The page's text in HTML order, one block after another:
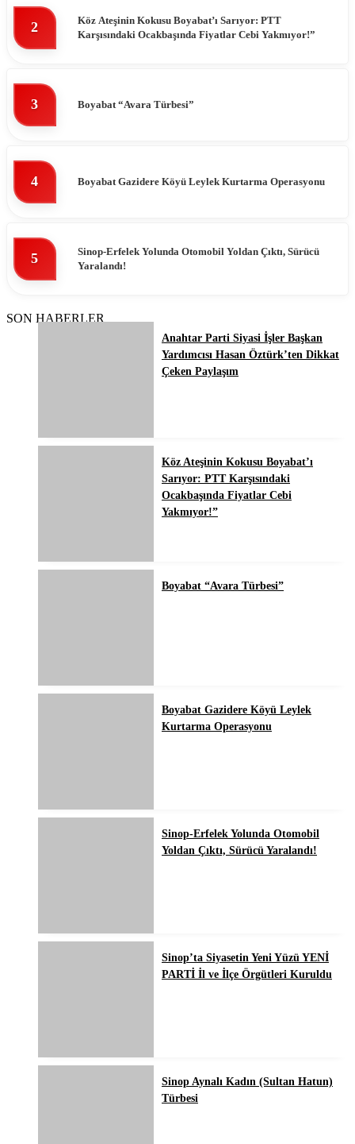
2
Köz Ateşinin Kokusu Boyabat’ı Sarıyor: PTT
Karşısındaki Ocakbaşında Fiyatlar Cebi Yakmıyor!”
3 Boyabat “Avara Türbesi”
4 Boyabat Gazidere Köyü Leylek Kurtarma Operasyonu
5
Sinop-Erfelek Yolunda Otomobil Yoldan Çıktı, Sürücü
Yaralandı!
SON HABERLER
Anahtar Parti Siyasi İşler Başkan
Yardımcısı Hasan Öztürk’ten Dikkat
Çeken Paylaşım
Köz Ateşinin Kokusu Boyabat’ı
Sarıyor: PTT Karşısındaki
Ocakbaşında Fiyatlar Cebi
Yakmıyor!”
Boyabat “Avara Türbesi”
Boyabat Gazidere Köyü Leylek
Kurtarma Operasyonu
Sinop-Erfelek Yolunda Otomobil
Yoldan Çıktı, Sürücü Yaralandı!
Sinop’ta Siyasetin Yeni Yüzü YENİ
PARTİ İl ve İlçe Örgütleri Kuruldu
Sinop Aynalı Kadın (Sultan Hatun)
Türbesi